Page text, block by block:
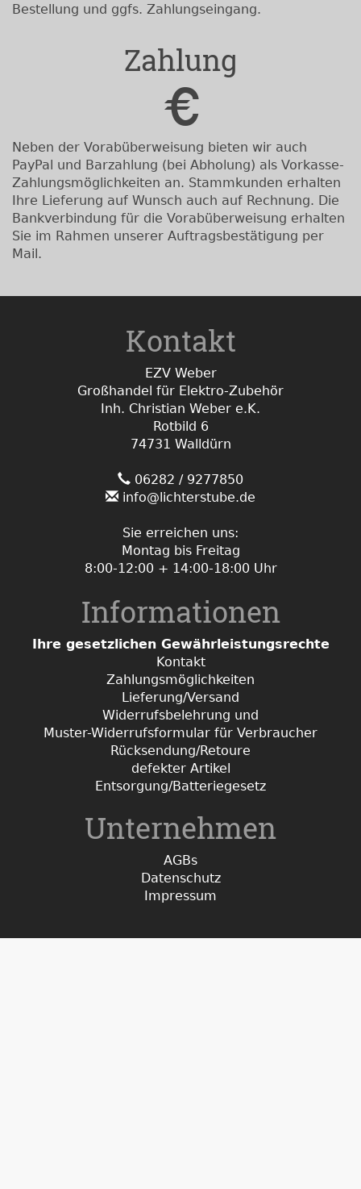
Bestellung und ggfs. Zahlungseingang.
Zahlung
Neben der Vorabüberweisung bieten wir auch
PayPal und Barzahlung (bei Abholung) als Vorkasse-
Zahlungsmöglichkeiten an. Stammkunden erhalten
Ihre Lieferung auf Wunsch auch auf Rechnung. Die
Bankverbindung für die Vorabüberweisung erhalten
Sie im Rahmen unserer Auftragsbestätigung per
Mail.
Kontakt
EZV Weber
Großhandel für Elektro-Zubehör
Inh. Christian Weber e.K.
Rotbild 6
74731 Walldürn
06282 / 9277850
info@lichterstube.de
Sie erreichen uns:
Montag bis Freitag
8:00-12:00 + 14:00-18:00 Uhr
Informationen
Ihre gesetzlichen Gewährleistungsrechte
Kontakt
Zahlungsmöglichkeiten
Lieferung/Versand
Widerrufsbelehrung und
Muster-Widerrufsformular für Verbraucher
Rücksendung/Retoure
defekter Artikel
Entsorgung/Batteriegesetz
Unternehmen
AGBs
Datenschutz
Impressum